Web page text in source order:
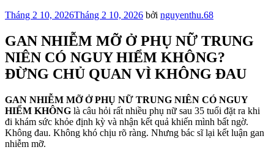
Đăng
Tháng 2 10, 2026Tháng 2 10, 2026 bởi nguyenthu.68
GAN NHIỄM MỠ Ở PHỤ NỮ TRUNG
NIÊN CÓ NGUY HIỂM KHÔNG?
ĐỪNG CHỦ QUAN VÌ KHÔNG ĐAU
GAN NHIỄM MỠ Ở PHỤ NỮ TRUNG NIÊN CÓ NGUY
HIỂM KHÔNG là câu hỏi rất nhiều phụ nữ sau 35 tuổi đặt ra khi
đi khám sức khỏe định kỳ và nhận kết quả khiến mình bất ngờ.
Không đau. Không khó chịu rõ ràng. Nhưng bác sĩ lại kết luận gan
nhiễm mỡ.